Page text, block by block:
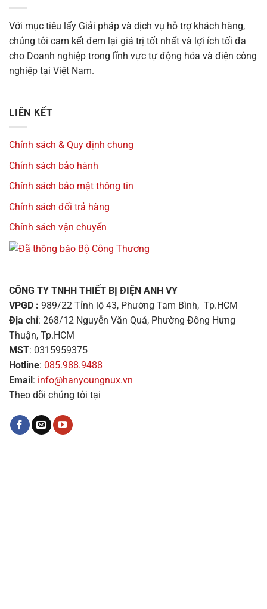
Với mục tiêu lấy Giải pháp và dịch vụ hỗ trợ khách hàng,
chúng tôi cam kết đem lại giá trị tốt nhất và lợi ích tối đa
cho Doanh nghiệp trong lĩnh vực tự động hóa và điện công
nghiệp tại Việt Nam.
LIÊN KẾT
Chính sách & Quy định chung
Chính sách bảo hành
Chính sách bảo mật thông tin
Chính sách đổi trả hàng
Chính sách vận chuyển
CÔNG TY TNHH THIẾT BỊ ĐIỆN ANH VY
VPGD : 989/22 Tỉnh lộ 43, Phường Tam Bình, Tp.HCM
Địa chỉ: 268/12 Nguyễn Văn Quá, Phường Đông Hưng
Thuận, Tp.HCM
MST: 0315959375
Hotline: 085.988.9488
Email: info@hanyoungnux.vn
Theo dõi chúng tôi tại